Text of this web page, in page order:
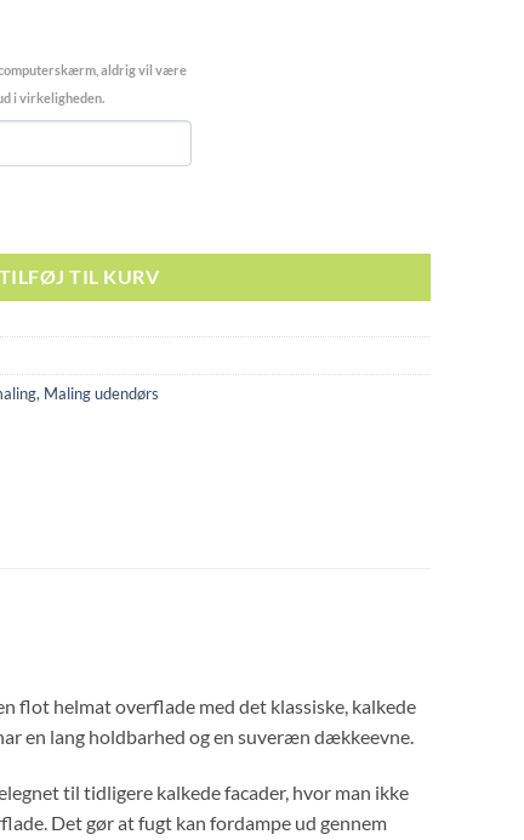
aldrig vil være
i virkeligheden.
TILFØJ TIL KURV
, Maling udendørs
flot helmat overflade med det klassiske, kalkede
en lang holdbarhed og en suveræn dækkeevne.
til tidligere kalkede facader, hvor man ikke
Det gør at fugt kan fordampe ud gennem